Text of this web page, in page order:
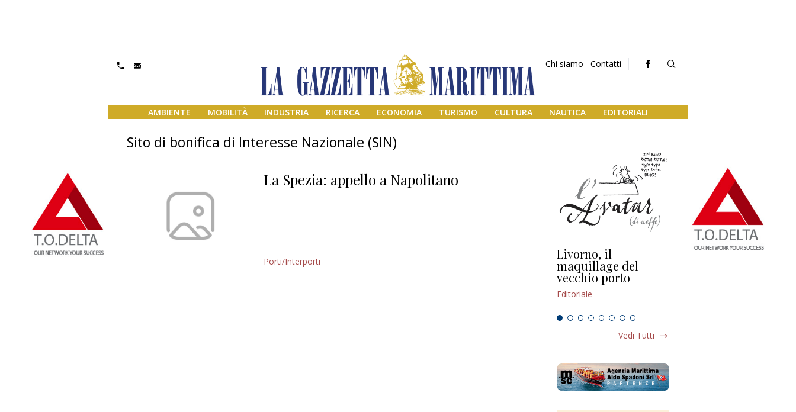
Chi siamo Contatti
AMBIENTE MOBILITÀ INDUSTRIA RICERCA ECONOMIA TURISMO CULTURA NAUTICA EDITORIALI
Sito di bonifica di Interesse Nazionale (SIN)
La Spezia: appello a Napolitano
Porti/Interporti Livorno, il
maquillage del
vecchio porto
Editoriale
L’uscita di scena di
Vedi Tutti